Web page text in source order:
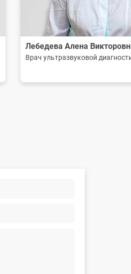
Лебедева Алена
Врач ультразвуковой